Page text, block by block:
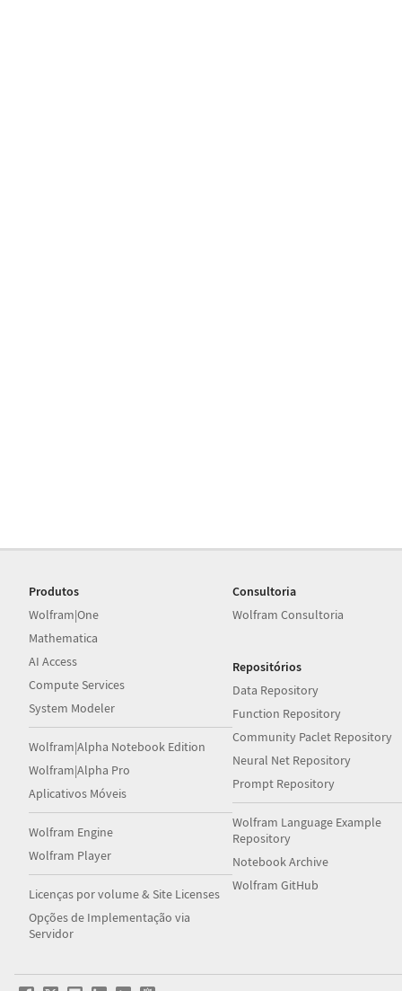
Produtos
Wolfram|One
Mathematica
AI Access
Compute Services
System Modeler
Wolfram|Alpha Notebook Edition
Wolfram|Alpha Pro
Aplicativos Móveis
Wolfram Engine
Wolfram Player
Licenças por volume & Site Licenses
Opções de Implementação via
Servidor
Consultoria
Wolfram Consultoria
Repositórios
Data Repository
Function Repository
Community Paclet Repository
Neural Net Repository
Prompt Repository
Wolfram Language Example
Repository
Notebook Archive
Wolfram GitHub